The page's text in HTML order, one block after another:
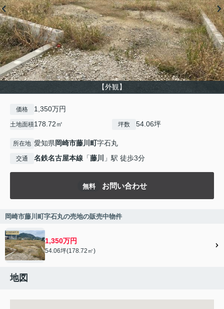
【外観】
価格 1,350万円
土地面積178.72㎡ 坪数 54.06坪
所在地 愛知県岡崎市藤川町字石丸
交通 名鉄名古屋本線 「藤川 」駅 徒歩3分
無料 お問い合わせ
岡崎市藤川町字石丸の売地の販売中物件
1,350万円
54.06坪(178.72㎡)
地図